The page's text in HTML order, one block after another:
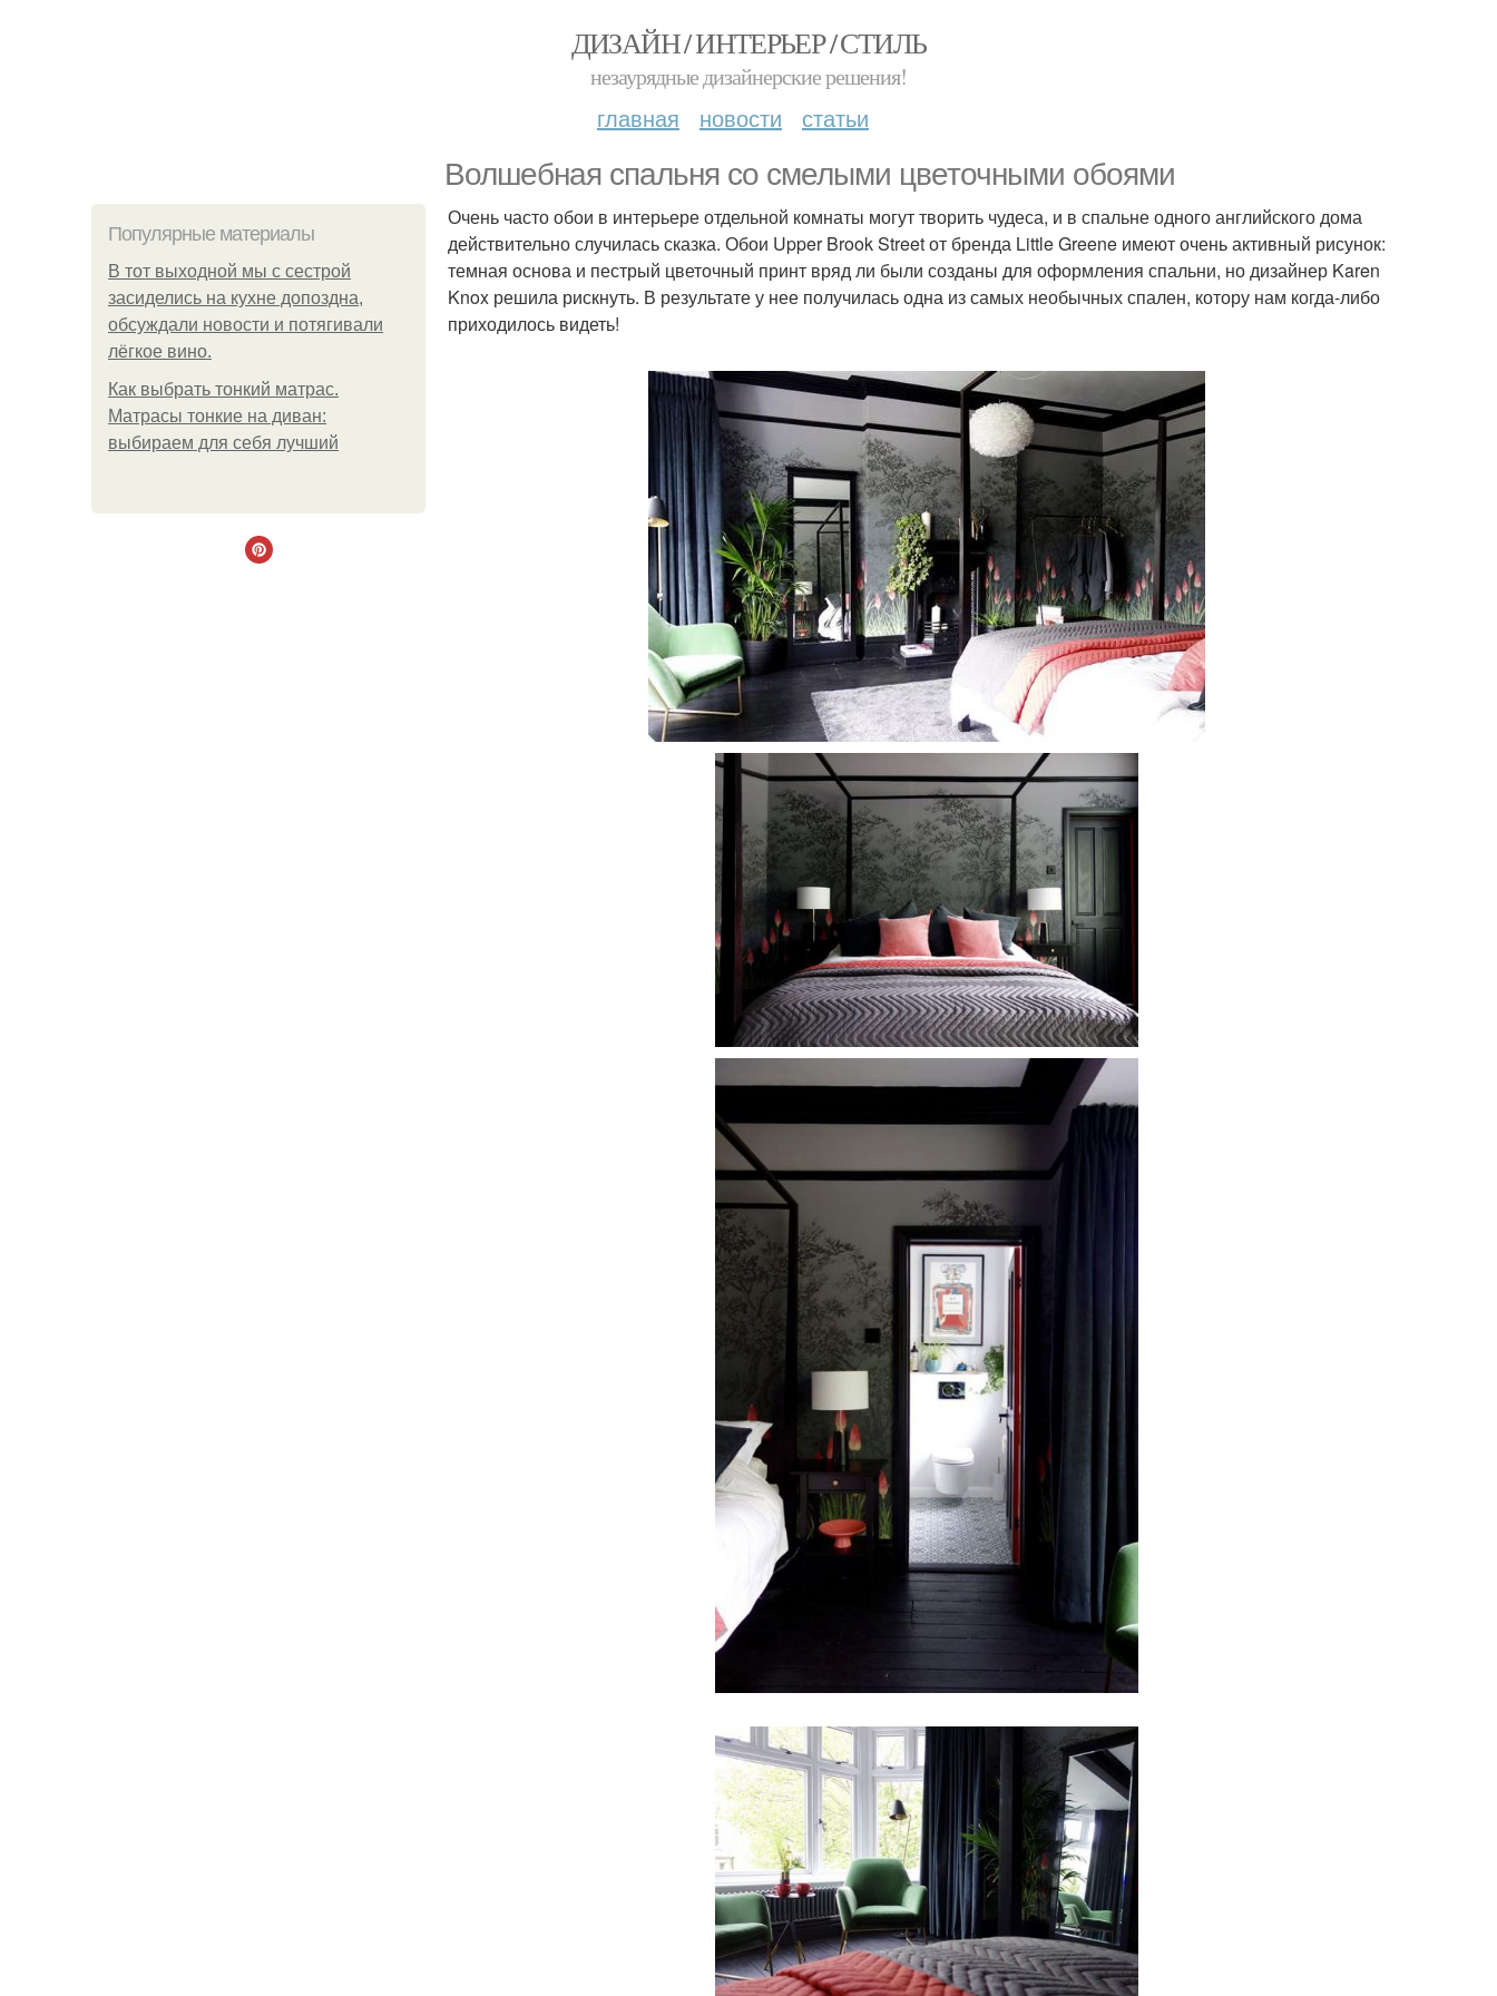
ДИЗАЙН / ИНТЕРЬЕР / СТИЛЬ
незаурядные дизайнерские решения!
главная новости статьи
Волшебная спальня со смелыми цветочными обоями
Популярные материалы
В тот выходной мы с сестрой
засиделись на кухне допоздна,
обсуждали новости и потягивали
лёгкое вино.
Как выбрать тонкий матрас.
Матрасы тонкие на диван:
выбираем для себя лучший
Очень часто обои в интерьере отдельной комнаты могут творить чудеса, и в спальне одного английского дома
действительно случилась сказка. Обои Upper Brook Street от бренда Little Greene имеют очень активный рисунок:
темная основа и пестрый цветочный принт вряд ли были созданы для оформления спальни, но дизайнер Karen
Knox решила рискнуть. В результате у нее получилась одна из самых необычных спален, котору нам когда-либо
приходилось видеть!